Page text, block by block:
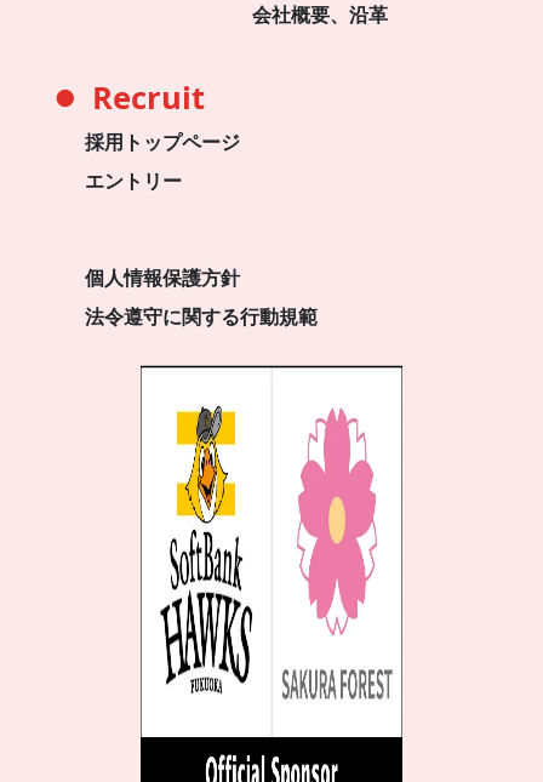
会社概要、沿革
● Recruit
採用トップページ
エントリー
個人情報保護方針
法令遵守に関する行動規範